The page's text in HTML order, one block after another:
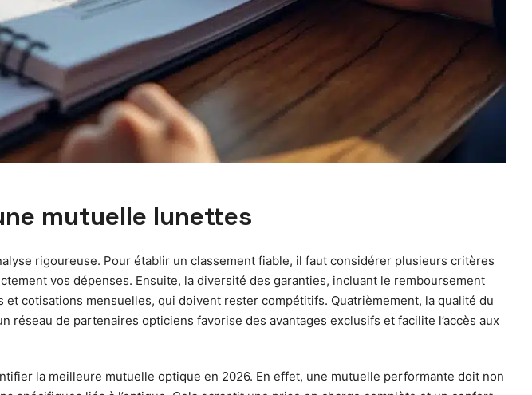
mutuelle lunettes
rigoureuse. Pour établir un classement fiable, il faut considérer plusieurs critères
vos dépenses. Ensuite, la diversité des garanties, incluant le remboursement
cotisations mensuelles, qui doivent rester compétitifs. Quatrièmement, la qualité du
de partenaires opticiens favorise des avantages exclusifs et facilite l’accès aux
la meilleure mutuelle optique en 2026. En effet, une mutuelle performante doit non